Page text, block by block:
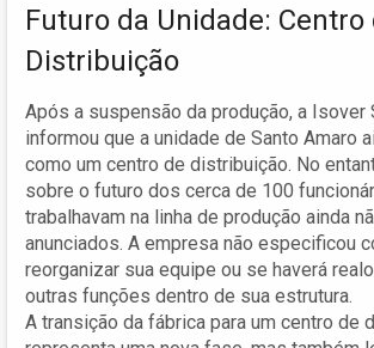
Futuro da Unidade: Centro
Distribuição
Após a suspensão da produção, a Isover
informou que a unidade de Santo Amaro
como um centro de distribuição. No
sobre o futuro dos cerca de 100
trabalhavam na linha de produção ainda
anunciados. A empresa não especificou
reorganizar sua equipe ou se haverá
outras funções dentro de sua estrutura.
A transição da fábrica para um centro de